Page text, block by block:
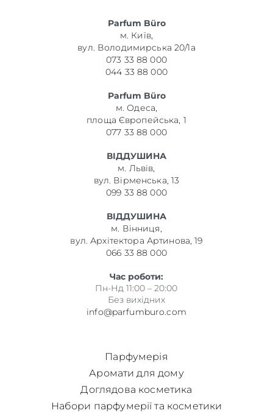
Parfum Büro
м. Київ,
вул. Володимирська 20/1а
073 33 88 000
044 33 88 000
Parfum Büro
м. Одеса,
площа Європейська, 1
077 33 88 000
ВІДДУШИНА
м. Львів,
вул. Вірменська, 13
099 33 88 000
ВІДДУШИНА
м. Вінниця,
вул. Архітектора Артинова, 19
066 33 88 000
Час роботи:
Пн-Нд 11:00 – 20:00
Без вихідних
info@parfumburo.com
Парфумерія
Аромати для дому
Доглядова косметика
Набори парфумерії та косметики